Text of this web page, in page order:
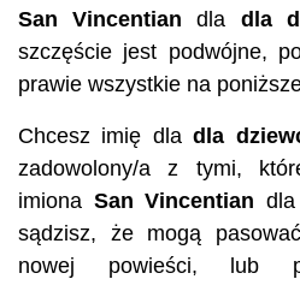
San Vincentian dla dla
szczęście jest podwójne,
prawie wszystkie na
Chcesz imię dladla
zadowolony/a z tymi,
imiona San Vincentian dla
sądzisz, że mogą
nowej powieści, lub